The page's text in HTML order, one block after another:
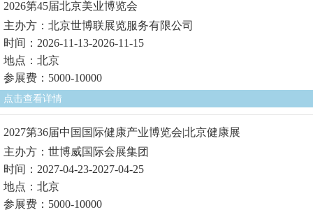
2026第45届北京美业博览会
主办方：北京世博联展览服务有限公司
时间：2026-11-13-2026-11-15
地点：北京
参展费：5000-10000
点击查看详情
2027第36届中国国际健康产业博览会|北京健康展
主办方：世博威国际会展集团
时间：2027-04-23-2027-04-25
地点：北京
参展费：5000-10000